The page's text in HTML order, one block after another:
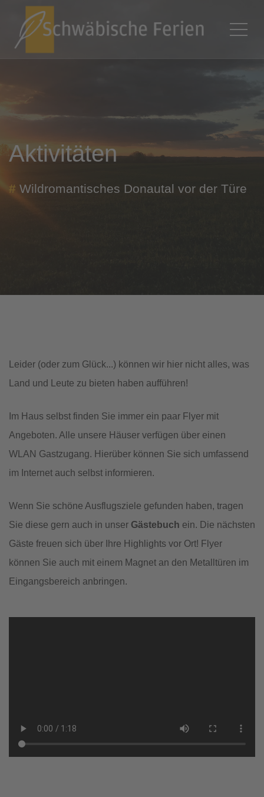
Aktivitäten
# Wildromantisches Donautal vor der Türe
Leider (oder zum Glück...) können wir hier nicht alles, was
Land und Leute zu bieten haben aufführen!
Im Haus selbst finden Sie immer ein paar Flyer mit
Angeboten. Alle unsere Häuser verfügen über einen
WLAN Gastzugang. Hierüber können Sie sich umfassend
im Internet auch selbst informieren.
Wenn Sie schöne Ausflugsziele gefunden haben, tragen
Sie diese gern auch in unser Gästebuch ein. Die nächsten
Gäste freuen sich über Ihre Highlights vor Ort! Flyer
können Sie auch mit einem Magnet an den Metalltüren im
Eingangsbereich anbringen.